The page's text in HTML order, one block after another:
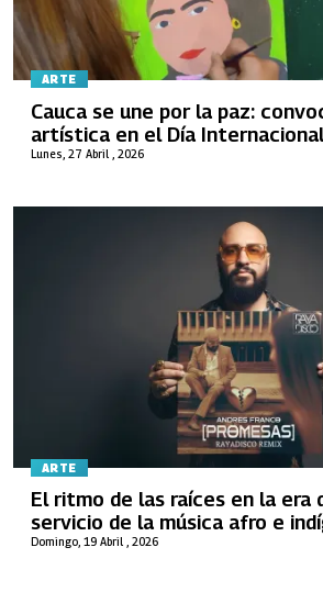
ARTE
Lunes, 27 Abril , 2026
Cauca se une por la paz:
artística en el Día
ARTE
Domingo, 19 Abril , 2026
El ritmo de las raíces en la era
servicio de la música afro e